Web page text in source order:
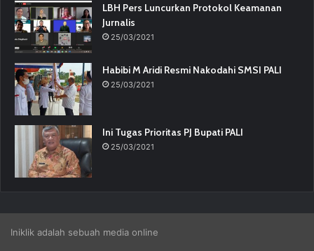
LBH Pers Luncurkan Protokol Keamanan
Jurnalis
25/03/2021
Habibi M Aridi Resmi Nakodahi SMSI PALI
25/03/2021
Ini Tugas Prioritas PJ Bupati PALI
25/03/2021
Iniklik adalah sebuah media online